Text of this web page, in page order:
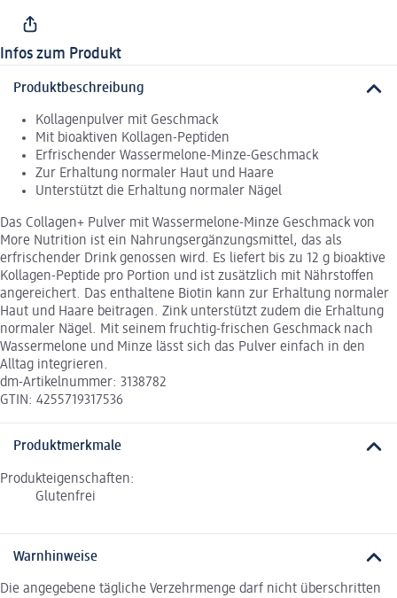
Infos zum Produkt
Produktbeschreibung
Kollagenpulver mit Geschmack
Mit bioaktiven Kollagen-Peptiden
Erfrischender Wassermelone-Minze-Geschmack
Zur Erhaltung normaler Haut und Haare
Unterstützt die Erhaltung normaler Nägel
Das Collagen+ Pulver mit Wassermelone-Minze Geschmack von
More Nutrition ist ein Nahrungsergänzungsmittel, das als
erfrischender Drink genossen wird. Es liefert bis zu 12 g bioaktive
Kollagen-Peptide pro Portion und ist zusätzlich mit Nährstoffen
angereichert. Das enthaltene Biotin kann zur Erhaltung normaler
Haut und Haare beitragen. Zink unterstützt zudem die Erhaltung
normaler Nägel. Mit seinem fruchtig-frischen Geschmack nach
Wassermelone und Minze lässt sich das Pulver einfach in den
Alltag integrieren.
dm-Artikelnummer: 3138782
GTIN: 4255719317536
Produktmerkmale
Produkteigenschaften:
Glutenfrei
Warnhinweise
Die angegebene tägliche Verzehrmenge darf nicht überschritten